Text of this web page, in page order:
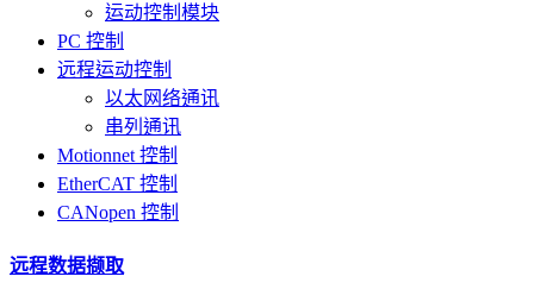
运动控制模块
PC 控制
远程运动控制
以太网络通讯
串列通讯
Motionnet 控制
EtherCAT 控制
CANopen 控制
远程数据撷取